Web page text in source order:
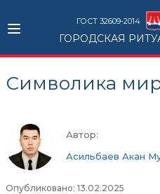
ГОСТ 32609-2014
ГОРОДСКАЯ
Символика
Автор:
Асильбаев Акан
Опубликовано: 13.02.2025